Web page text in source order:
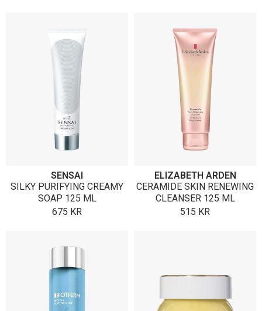
SENSAI
SILKY PURIFYING CREAMY
SOAP 125 ML
675 KR
ELIZABETH ARDEN
CERAMIDE SKIN RENEWING
CLEANSER 125 ML
515 KR